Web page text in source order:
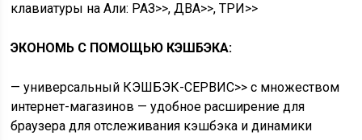
клавиатуры на Али: РАЗ>>, ДВА>>, ТРИ>>
ЭКОНОМЬ C ПОМОЩЬЮ КЭШБЭКА:
— универсальный КЭШБЭК-СЕРВИС>> с множеством
интернет-магазинов — удобное расширение для
браузера для отслеживания кэшбэка и динамики